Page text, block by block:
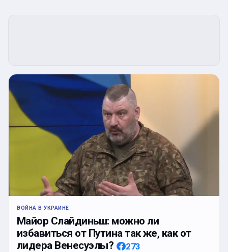
ВОЙНА В УКРАИНЕ
Майор Слайдиньш: можно ли
избавиться от Путина так же, как от
лидера Венесуэлы?
273